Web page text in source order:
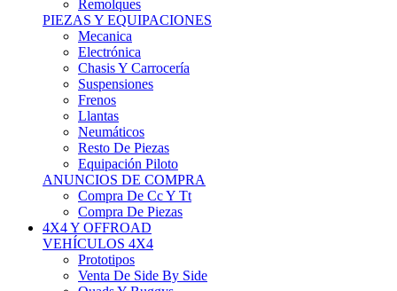
Remolques
PIEZAS Y EQUIPACIONES
Mecanica
Electrónica
Chasis Y Carrocería
Suspensiones
Frenos
Llantas
Neumáticos
Resto De Piezas
Equipación Piloto
ANUNCIOS DE COMPRA
Compra De Cc Y Tt
Compra De Piezas
4X4 Y OFFROAD
VEHÍCULOS 4X4
Prototipos
Venta De Side By Side